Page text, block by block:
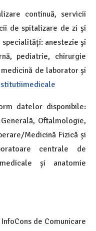
continuă, servicii
de spitalizare de zi și
anestezie și
pediatrie, chirurgie
de laborator și
datelor disponibile:
Oftalmologie,
Medicină Fizică și
centrale de
și anatomie
de Comunicare